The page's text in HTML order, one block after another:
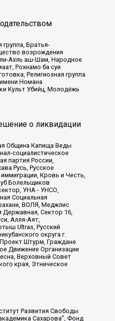
Братья-
возрождения
Ахль аш-Шам, Народное
Рохнамо ба суи
Религиозная группа
Номана
Культ Убийц, Молодёжь
о ликвидации
Община Капища Веды
социалистическое
партия России,
Русь, Русское
Кровь и Честь,
Болельщиков
УНА - УНСО,
Социальная
ВОЛЯ, Меджлис
Сектор 16,
Алля-Аят,
Ultras, Русский
округа г.
Штурм, Граждане
Движение Организации
Верховный Совет
края, Этническое
Владимировна, Гозман Леонид Яковлевич, Кагарлицкий Борис Юльевич, Климарев Михаил Валерьевич, Милов Владимир Станиславович, Автономная некоммерческая организация Краснодарский центр современного искусства "Типография", Моргенштерн Алишер Тагирович, Соболь Любовь Эдуардовна, Общество с ограниченной ответственностью "ЛИЗА НОРМ", Каспаров Гарри Кимович, Ходорковский Михаил Борисович, Общество с ограниченной ответственностью "Апрельские тезисы", Данилович Ирина Брониславовна, Кашин Олег Владимирович, Петров Николай Владимирович, Пивоваров Алексей Владимирович, Соколов Михаил Владимирович, Цветкова Юлия Владимировна, Чичваркин Евгений Александрович, Комитет против пыток/Команда против пыток, Общество с ограниченной ответственностью "Первый научный", Общество с ограниченной ответственностью "Вертолет и ко", Белоцерковская Вероника Борисовна, Кац Максим Евгеньевич, Лазарева Татьяна Юрьевна, Шаведдинов Руслан Табризович, Яшин Илья Валерьевич, Общество с ограниченной ответственностью "Иноагент ААВ", Алешковский Дмитрий Петрович, Альбац Евгения Марковна, Быков Дмитрий Львович, Галямина Юлия Евгеньевна, Лойко Сергей Леонидович, Мартынов Кирилл Константинович, Медведев Сергей Александрович, Крашенинников Федор Геннадиевич, Гордеева Катерина Вл